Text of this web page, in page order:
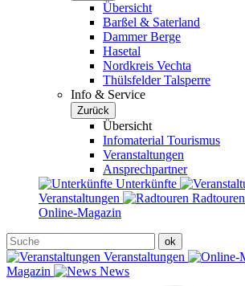
Übersicht
Barßel & Saterland
Dammer Berge
Hasetal
Nordkreis Vechta
Thülsfelder Talsperre
Info & Service
Zurück
Übersicht
Infomaterial Tourismus
Veranstaltungen
Ansprechpartner
Unterkünfte
Veranstaltungen
Radtouren
Online-Magazin
Veranstaltungen
Magazin
News